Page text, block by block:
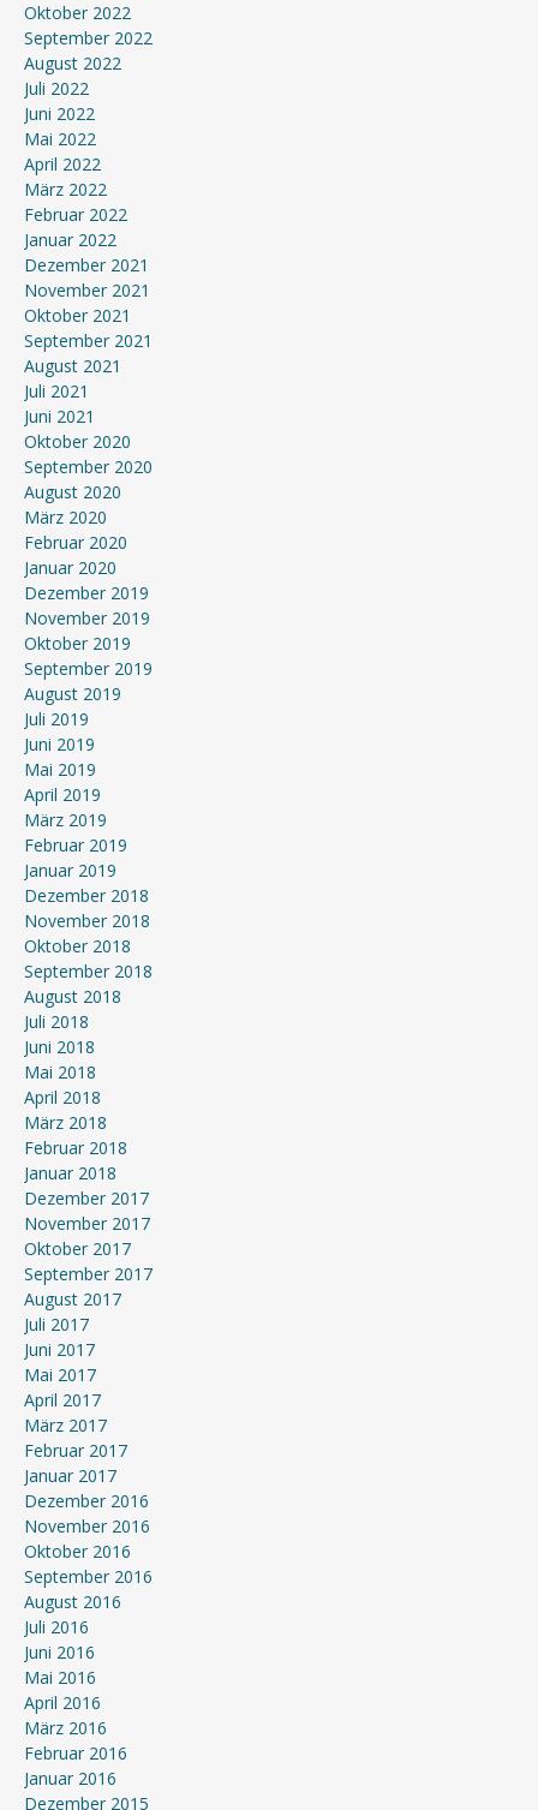
Oktober 2022
September 2022
August 2022
Juli 2022
Juni 2022
Mai 2022
April 2022
März 2022
Februar 2022
Januar 2022
Dezember 2021
November 2021
Oktober 2021
September 2021
August 2021
Juli 2021
Juni 2021
Oktober 2020
September 2020
August 2020
März 2020
Februar 2020
Januar 2020
Dezember 2019
November 2019
Oktober 2019
September 2019
August 2019
Juli 2019
Juni 2019
Mai 2019
April 2019
März 2019
Februar 2019
Januar 2019
Dezember 2018
November 2018
Oktober 2018
September 2018
August 2018
Juli 2018
Juni 2018
Mai 2018
April 2018
März 2018
Februar 2018
Januar 2018
Dezember 2017
November 2017
Oktober 2017
September 2017
August 2017
Juli 2017
Juni 2017
Mai 2017
April 2017
März 2017
Februar 2017
Januar 2017
Dezember 2016
November 2016
Oktober 2016
September 2016
August 2016
Juli 2016
Juni 2016
Mai 2016
April 2016
März 2016
Februar 2016
Januar 2016
Dezember 2015